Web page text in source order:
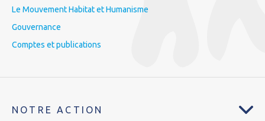
Le Mouvement Habitat et Humanisme
Gouvernance
Comptes et publications
NOTRE ACTION